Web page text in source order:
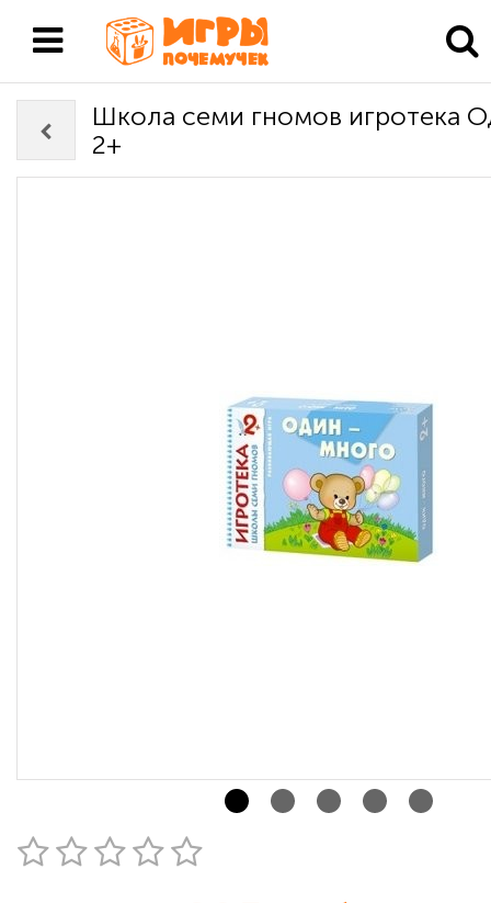
Школа семи гномов игротека
2+